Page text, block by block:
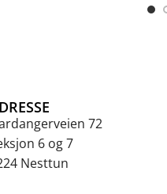
72
6 og 7
Nesttun